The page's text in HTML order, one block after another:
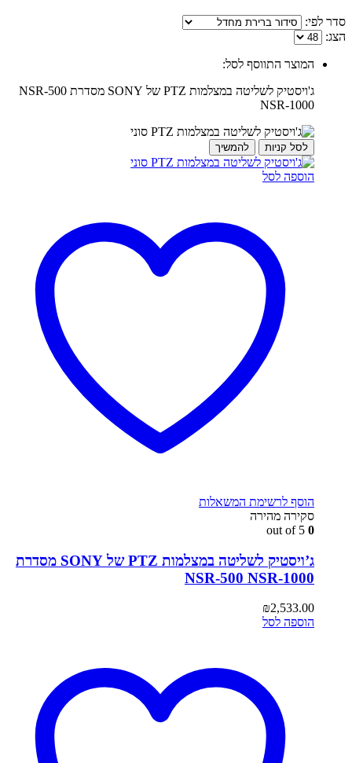
סדר לפי:
הצג:
המוצר התווסף לסל:
ג'ויסטיק לשליטה במצלמות PTZ של SONY מסדרת NSR-500
NSR-1000
לסל קניות להמשיך
הוספה לסל
הוסף לרשימת המשאלות
סקירה מהירה
0
ג’ויסטיק לשליטה במצלמות PTZ של SONY מסדרת
NSR-500 NSR-1000
₪2,533.00
הוספה לסל